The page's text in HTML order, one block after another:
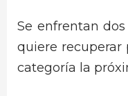
Se enfrentan
quiere recuperar
categoría la